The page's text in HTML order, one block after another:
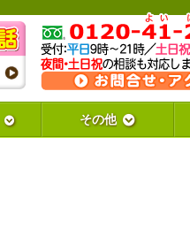
その他